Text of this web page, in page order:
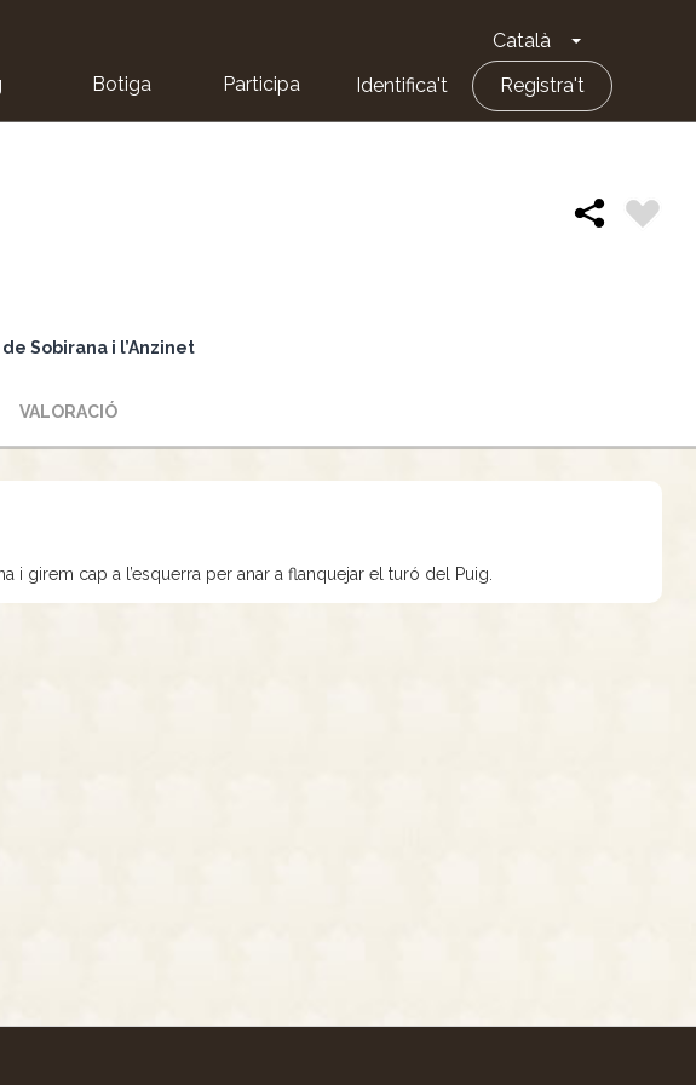
Català Toggle
Botiga Participa Identifica't Registra't
Sobirana i l’Anzinet
VALORACIÓ
i girem cap a l’esquerra per anar a flanquejar el turó del Puig.